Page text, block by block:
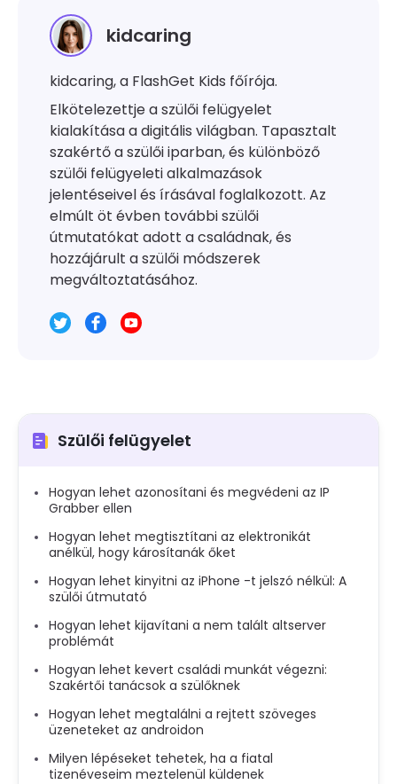
kidcaring
kidcaring, a FlashGet Kids főírója.
Elkötelezettje a szülői felügyelet
kialakítása a digitális világban. Tapasztalt
szakértő a szülői iparban, és különböző
szülői felügyeleti alkalmazások
jelentéseivel és írásával foglalkozott. Az
elmúlt öt évben további szülői
útmutatókat adott a családnak, és
hozzájárult a szülői módszerek
megváltoztatásához.
Szülői felügyelet
Hogyan lehet azonosítani és megvédeni az IP
Grabber ellen
Hogyan lehet megtisztítani az elektronikát
anélkül, hogy károsítanák őket
Hogyan lehet kinyitni az iPhone -t jelszó nélkül: A
szülői útmutató
Hogyan lehet kijavítani a nem talált altserver
problémát
Hogyan lehet kevert családi munkát végezni:
Szakértői tanácsok a szülőknek
Hogyan lehet megtalálni a rejtett szöveges
üzeneteket az androidon
Milyen lépéseket tehetek, ha a fiatal
tizenéveseim meztelenül küldenek